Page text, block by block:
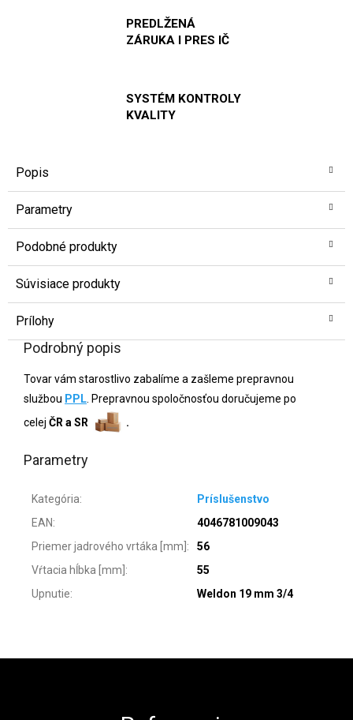
PREDLŽENÁ
ZÁRUKA I PRES IČ
SYSTÉM KONTROLY
KVALITY
Popis
Parametry
Podobné produkty
Súvisiace produkty
Prílohy
Podrobný popis
Tovar vám starostlivo zabalíme a zašleme prepravnou
službou PPL . Prepravnou spoločnosťou doručujeme po
celej ČR a SR .
Parametry
Kategória:
Príslušenstvo
EAN:
4046781009043
Priemer jadrového vrtáka [mm] :
56
Vŕtacia hĺbka [mm] :
55
Upnutie: Weldon 19 mm 3/4